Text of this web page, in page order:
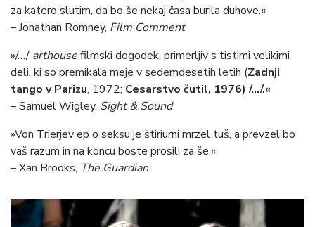
za katero slutim, da bo še nekaj časa burila duhove.«
– Jonathan Romney, Film Comment
»/…/ arthousefilmski dogodek, primerljiv s tistimi velikimi
deli, ki so premikala meje v sedemdesetih letih (Zadnji
tango v Parizu, 1972; Cesarstvo čutil, 1976)/…/.«
– Samuel Wigley, Sight & Sound
»Von Trierjev ep o seksu je štiriurni mrzel tuš, a prevzel bo
vaš razum in na koncu boste prosili za še.«
– Xan Brooks, The Guardian